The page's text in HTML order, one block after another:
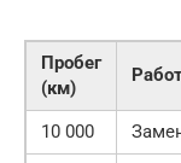
Пробег
(км)
10 000